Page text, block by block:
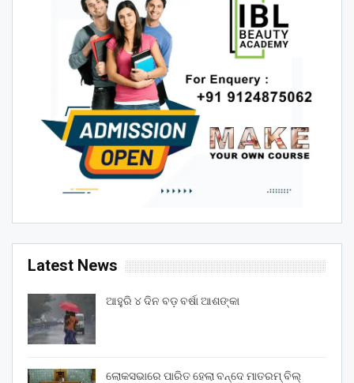
Latest News
ଆହୁରି ୪ ଦିନ ବଡ଼ ବର୍ଷା ଆଶଙ୍କା
ଲୋକସଭାରେ ପାରିତ ହେଲା ବନ୍ଦେ ମାତରମ୍‌ ବିଲ୍‌